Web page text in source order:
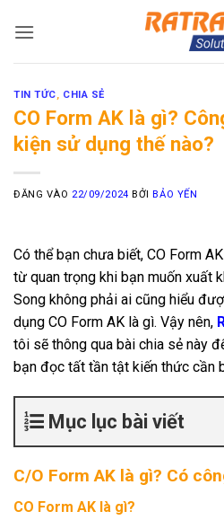
qua
TIN TỨC, CHIA SẺ
CO Form AK là gì?
kiện sử dụng thế nào?
ĐĂNG VÀO 22/09/2024 BỞIBẢO YẾN
Có thể bạn chưa biết, CO Form
từ quan trọng khi bạn muốn xuất
Song không phải ai cũng hiểu
dụng CO Form AK là gì. Vậy nên,
tôi sẽ thông qua bài chia sẻ này
bạn đọc tất tần tật kiến thức cần
Mục lục bài viết
C/O Form AK là gì? Có
CO Form AK là gì?